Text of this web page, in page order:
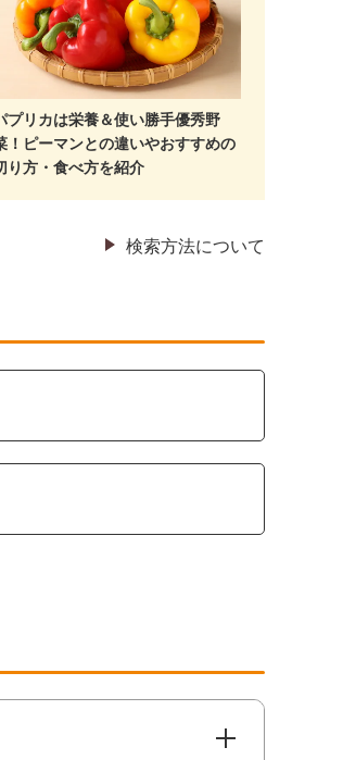
プリカは栄養＆使い勝手優秀野
！ピーマンとの違いやおすすめの
り方・食べ方を紹介
検索方法について